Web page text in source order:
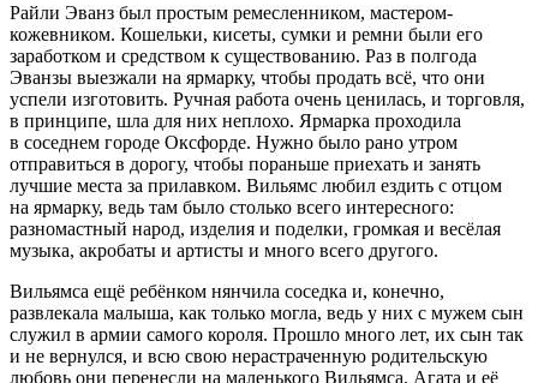
Райли Эванз был простым ремесленником, мастером-
кожевником. Кошельки, кисеты, сумки и ремни были его
заработком и средством к существованию. Раз в полгода
Эванзы выезжали на ярмарку, чтобы продать всё, что они
успели изготовить. Ручная работа очень ценилась, и торговля,
в принципе, шла для них неплохо. Ярмарка проходила
в соседнем городе Оксфорде. Нужно было рано утром
отправиться в дорогу, чтобы пораньше приехать и занять
лучшие места за прилавком. Вильямс любил ездить с отцом
на ярмарку, ведь там было столько всего интересного:
разномастный народ, изделия и поделки, громкая и весёлая
музыка, акробаты и артисты и много всего другого.
Вильямса ещё ребёнком нянчила соседка и, конечно,
развлекала малыша, как только могла, ведь у них с мужем сын
служил в армии самого короля. Прошло много лет, их сын так
и не вернулся, и всю свою нерастраченную родительскую
любовь они перенесли на маленького Вильямса. Агата и её